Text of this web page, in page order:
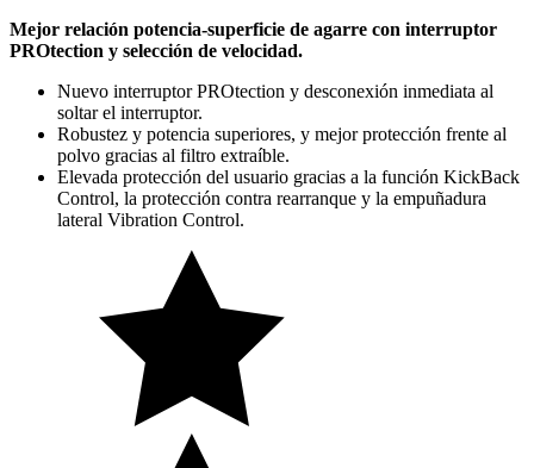
Mejor relación potencia-superficie de agarre con interruptor
PROtection y selección de velocidad.
Nuevo interruptor PROtection y desconexión inmediata al
soltar el interruptor.
Robustez y potencia superiores, y mejor protección frente al
polvo gracias al filtro extraíble.
Elevada protección del usuario gracias a la función KickBack
Control, la protección contra rearranque y la empuñadura
lateral Vibration Control.